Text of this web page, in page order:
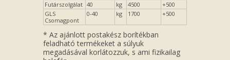
Futárszolgálat 40 kg 4500
+500
GLS
Csomagpont
0-40 kg 1700 +500
* Az ajánlott postakész borítékban
feladható termékeket a súlyuk
megadásával korlátozzuk, s ami fizikailag